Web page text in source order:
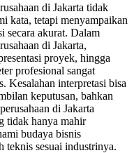
di Jakarta tidak
kata, tetapi menyampaikan
secara akurat. Dalam
di Jakarta,
proyek, hingga
profesional sangat
Kesalahan interpretasi bisa
keputusan, bahkan
di Jakarta
tidak hanya mahir
budaya bisnis
teknis sesuai industrinya.